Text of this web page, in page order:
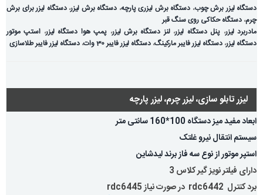
دستگاه لیزر برش چوب، دستگاه برش لیزری پارچه، دستگاه برش لیزر،دستگاه لیزر برای برش
چرم، دستگاه حکاکی روی سنگ قبر
مادربرد لیزر، پنل دستگاه لیزر،لنز دستگاه برش لیزر، پمپ هوا دستگاه لیزر، استپ موتور
دستگاه لیزر، دستگاه لیزر فایبر مارکینگ، دستگاه لیزر فایبر 30 وات ، دستگاه لیزر فایبر طلاسازی
لیزر تابلو سازی، لیزر چرم، لیزر پارچه
ابعاد مفید میز دستگاه 100*160 سانتی متر
سیستم انتقال نیرو غلتک
استپر موتور از نوع سه فاز برند لیدشاین
دارای فیلتر نویز گیر کلاس 3
برد کنترل rdc6442 در صورت نیاز rdc6445